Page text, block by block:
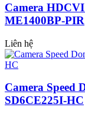
Camera
ME1400BP-PIR
Liên hệ
Camera Speed
SD6CE225I-HC